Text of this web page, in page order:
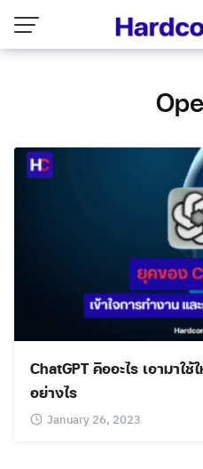
content
ChatGPT คืออะไร เอามาใช้
อย่างไร
January 26, 2023